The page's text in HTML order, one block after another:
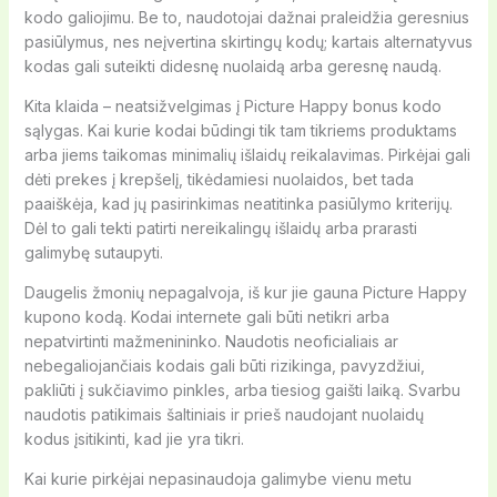
kodo galiojimu. Be to, naudotojai dažnai praleidžia geresnius
pasiūlymus, nes neįvertina skirtingų kodų; kartais alternatyvus
kodas gali suteikti didesnę nuolaidą arba geresnę naudą.
Kita klaida – neatsižvelgimas į Picture Happy bonus kodo
sąlygas. Kai kurie kodai būdingi tik tam tikriems produktams
arba jiems taikomas minimalių išlaidų reikalavimas. Pirkėjai gali
dėti prekes į krepšelį, tikėdamiesi nuolaidos, bet tada
paaiškėja, kad jų pasirinkimas neatitinka pasiūlymo kriterijų.
Dėl to gali tekti patirti nereikalingų išlaidų arba prarasti
galimybę sutaupyti.
Daugelis žmonių nepagalvoja, iš kur jie gauna Picture Happy
kupono kodą. Kodai internete gali būti netikri arba
nepatvirtinti mažmenininko. Naudotis neoficialiais ar
nebegaliojančiais kodais gali būti rizikinga, pavyzdžiui,
pakliūti į sukčiavimo pinkles, arba tiesiog gaišti laiką. Svarbu
naudotis patikimais šaltiniais ir prieš naudojant nuolaidų
kodus įsitikinti, kad jie yra tikri.
Kai kurie pirkėjai nepasinaudoja galimybe vienu metu